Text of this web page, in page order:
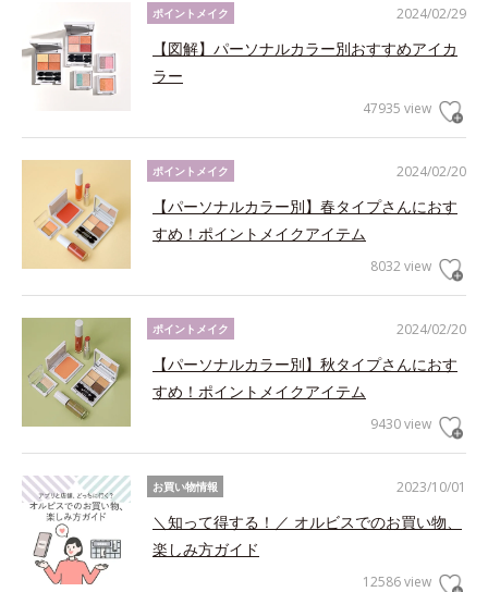
2024/02/29
ポイントメイク
【図解】パーソナルカラー別おすすめアイカ
ラー
47935 view
2024/02/20
ポイントメイク
【パーソナルカラー別】春タイプさんにおす
すめ！ポイントメイクアイテム
8032 view
2024/02/20
ポイントメイク
【パーソナルカラー別】秋タイプさんにおす
すめ！ポイントメイクアイテム
9430 view
2023/10/01
お買い物情報
＼知って得する！／ オルビスでのお買い物、
楽しみ方ガイド
12586 view